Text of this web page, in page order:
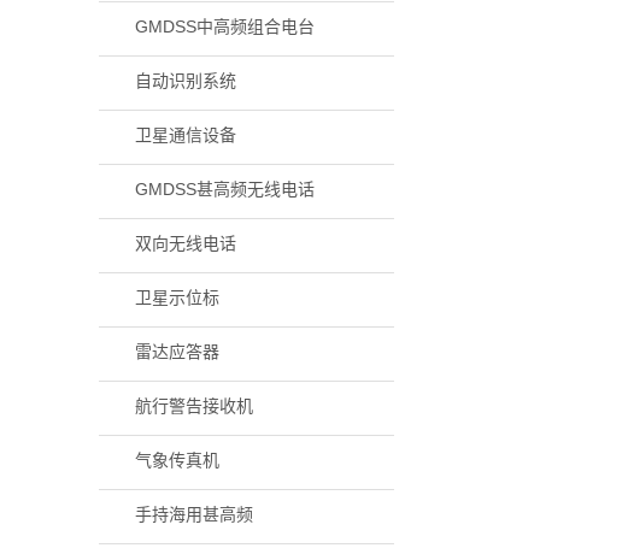
GMDSS中高频组合电台
自动识别系统
卫星通信设备
GMDSS甚高频无线电话
双向无线电话
卫星示位标
雷达应答器
航行警告接收机
气象传真机
手持海用甚高频